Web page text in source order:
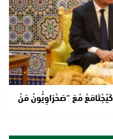
مْعَ “صَحْرَاوِيُّونْ مَنْ